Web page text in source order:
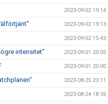
2023-09-02 19:14
2023-09-02 19:13
2023-09-02 15:43
intensitet" 2023-09-01 20:05
2023-09-01 20:00
2023-08-25 23:11
2023-08-24 18:35